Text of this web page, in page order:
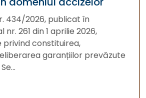
434/2026, publicat în
261 din 1 aprilie 2026,
constituirea,
garanțiilor prevăzute